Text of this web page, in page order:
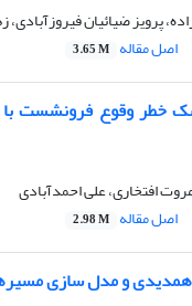
پرویز ضیائیان فیروزآبادی،
اصل مقاله 3.65 M
خطر وقوع فرونشست با
افتخاری، علی احمدآبادی
اصل مقاله 2.98 M
همدیدی و مدل سازی